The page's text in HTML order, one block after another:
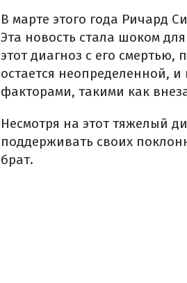
В марте этого года Ричард
Эта новость стала шоком
этот диагноз с его
остается неопределенной,
факторами, такими как
Несмотря на этот тяжелый
поддерживать своих
брат.